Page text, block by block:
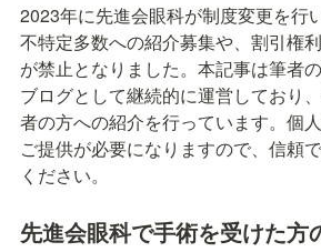
2023年に先進会眼科が制度変更を行
不特定多数への紹介募集や、割引権
が禁止となりました。本記事は筆者
ブログとして継続的に運営しており
者の方への紹介を行っています。個
ご提供が必要になりますので、信頼
ください。
先進会眼科で手術を受けた方